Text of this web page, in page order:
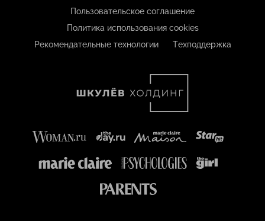
Пользовательское соглашение
Политика использования cookies
Рекомендательные технологии
Техподдержка